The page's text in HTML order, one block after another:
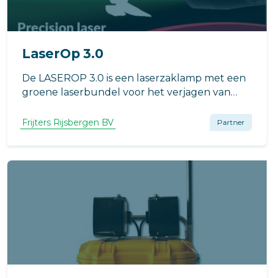
LaserOp 3.0
De LASEROP 3.0 is een laserzaklamp met een
groene laserbundel voor het verjagen van
eenvoudig en gemakkelijk in gebruik.
Frijters Rijsbergen BV Partner